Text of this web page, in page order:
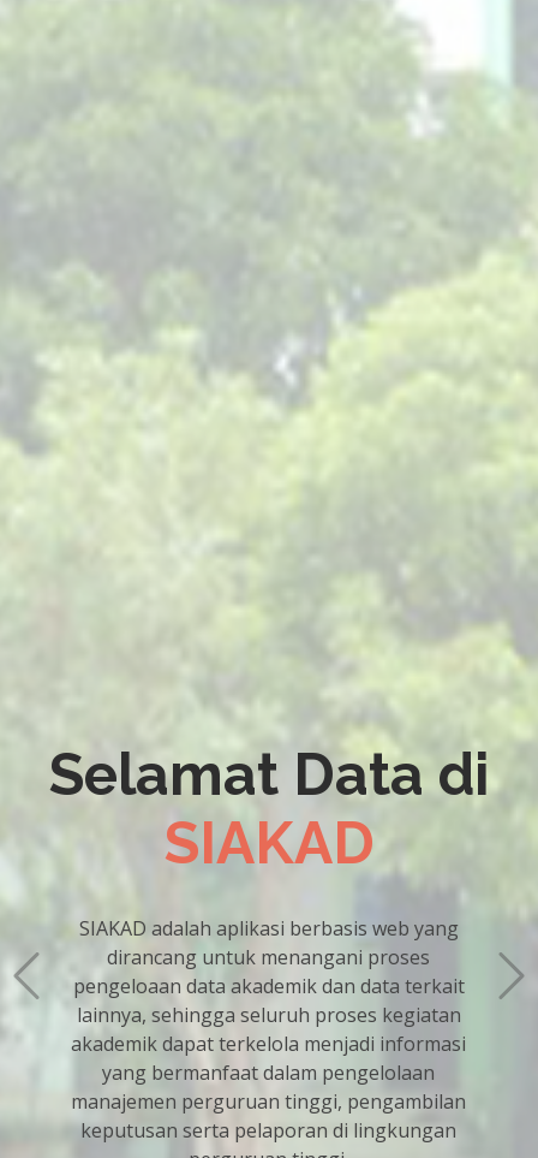
JADWAL KULIAH
SEMESTER GASAL
ANAFARMA 2024
2025
Diunggah pada tanggal 2024-09-18 11:26:25
Dapatkan Informasi selengkapnya tentang